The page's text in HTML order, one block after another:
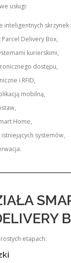
usługi:
inteligentnych skrzynek
Delivery Box,
kurierskimi,
dostępu,
i RFID,
mobilną,
Home,
systemów,
etapach: